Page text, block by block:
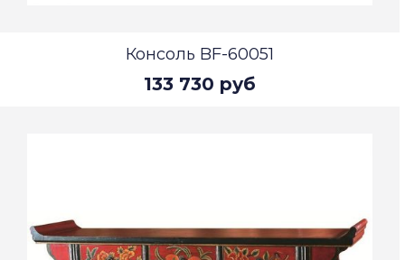
Консоль BF-60051
133 730 руб